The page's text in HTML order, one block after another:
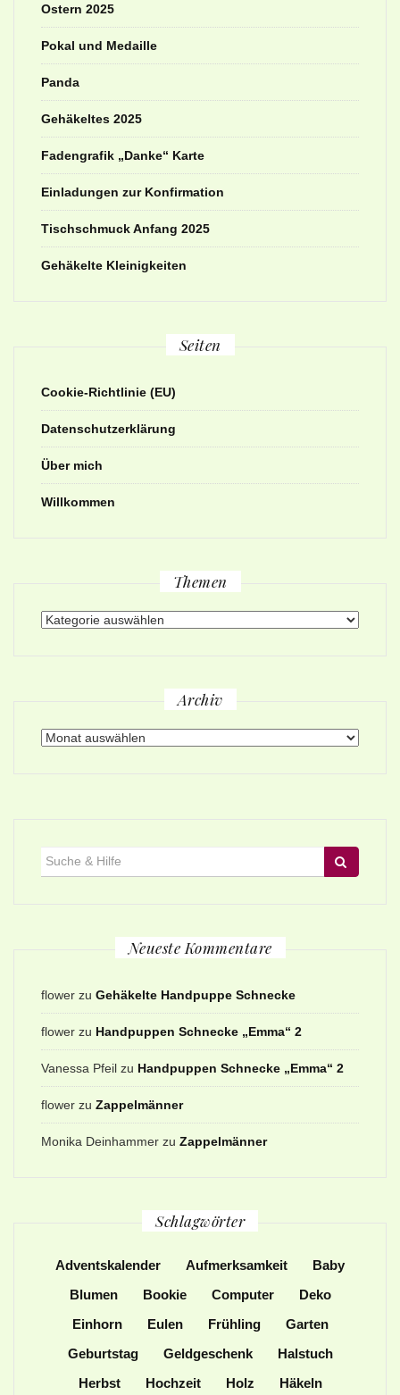
Ostern 2025
Pokal und Medaille
Panda
Gehäkeltes 2025
Fadengrafik „Danke“ Karte
Einladungen zur Konfirmation
Tischschmuck Anfang 2025
Gehäkelte Kleinigkeiten
Seiten
Cookie-Richtlinie (EU)
Datenschutzerklärung
Über mich
Willkommen
Themen
Themen
Archiv
Archiv
Neueste Kommentare
flower zu Gehäkelte Handpuppe Schnecke
flower zu Handpuppen Schnecke „Emma“ 2
Vanessa Pfeil zu Handpuppen Schnecke „Emma“ 2
flower zu Zappelmänner
Monika Deinhammer zu Zappelmänner
Schlagwörter
Adventskalender Aufmerksamkeit
Baby
Blumen
Bookie Computer
Deko
Einhorn
Eulen Frühling
Garten
Geburtstag
Geldgeschenk
Halstuch
Herbst
Hochzeit Holz Häkeln